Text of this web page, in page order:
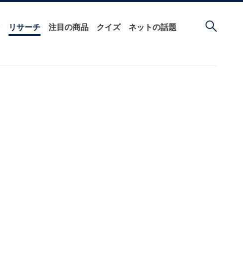
リサーチ 注目の商品 クイズ ネットの話題